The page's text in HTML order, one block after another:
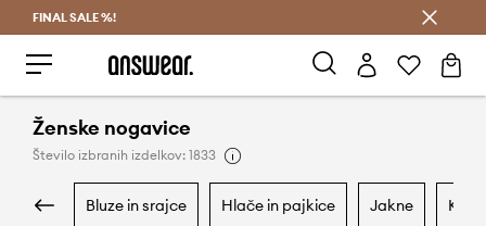
FINAL SALE %!
Ženske nogavice
Število izbranih izdelkov: 1833
bluze in srajce hlače in pajkice jakne